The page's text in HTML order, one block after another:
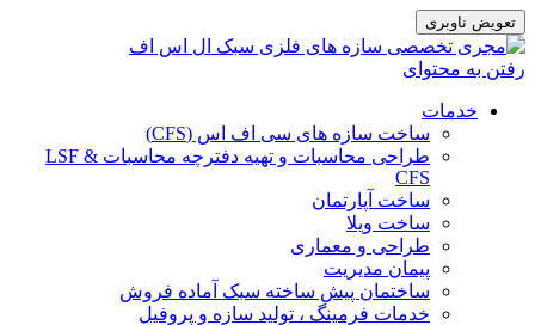
تعویض ناوبری
رفتن به محتوای
خدمات
ساخت سازه های سی اف اس (CFS)
طراحی محاسبات و تهیه دفترچه محاسبات LSF &
CFS
ساخت آپارتمان
ساخت ویلا
طراحی و معماری
پیمان مدیریت
ساختمان پیش ساخته سبک آماده فروش
خدمات فرمینگ ، تولید سازه و پروفیل